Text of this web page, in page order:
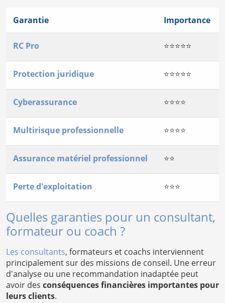
Garantie Importance
RC Pro ⭐⭐⭐⭐⭐
Protection juridique ⭐⭐⭐⭐⭐
Cyberassurance ⭐⭐⭐⭐
Multirisque professionnelle ⭐⭐⭐⭐
Assurance matériel professionnel ⭐⭐
Perte d'exploitation ⭐⭐⭐
Quelles garanties pour un consultant,
formateur ou coach ?
Les consultants, formateurs et coachs interviennent
principalement sur des missions de conseil. Une erreur
d'analyse ou une recommandation inadaptée peut
avoir des conséquences financières importantes pour
leurs clients.